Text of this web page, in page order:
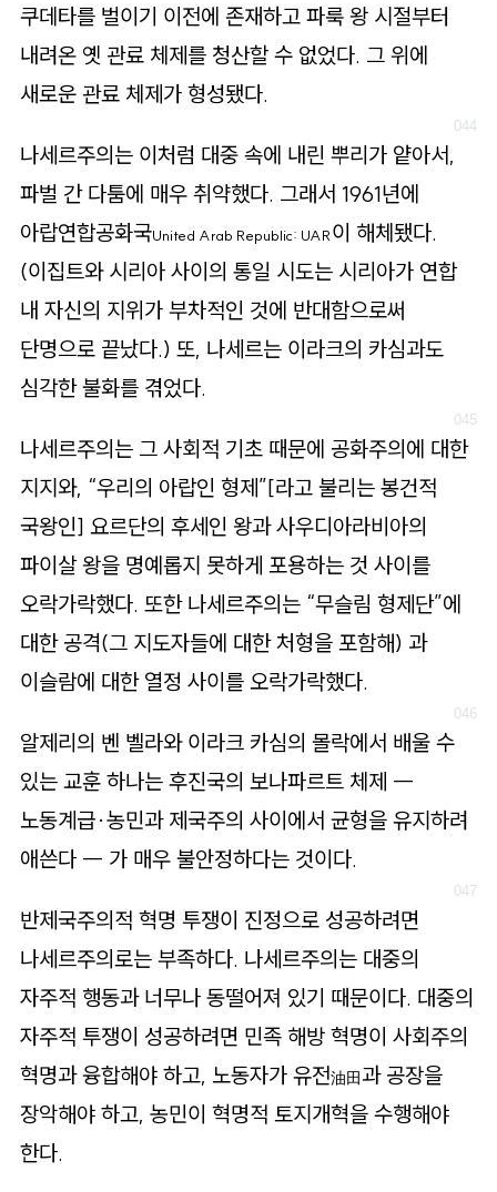
쿠데타를 벌이기 이전에 존재하고 파룩 왕 시절부터
내려온 옛 관료 체제를 청산할 수 없었다. 그 위에
새로운 관료 체제가 형성됐다.
나세르주의는 이처럼 대중 속에 내린 뿌리가 얕아서,
파벌 간 다툼에 매우 취약했다. 그래서 1961년에
아랍연합공화국United Arab Republic: UAR이 해체됐다.
(이집트와 시리아 사이의 통일 시도는 시리아가 연합
내 자신의 지위가 부차적인 것에 반대함으로써
단명으로 끝났다.) 또, 나세르는 이라크의 카심과도
심각한 불화를 겪었다.
나세르주의는 그 사회적 기초 때문에 공화주의에 대한
지지와, “우리의 아랍인 형제”[라고 불리는 봉건적
국왕인] 요르단의 후세인 왕과 사우디아라비아의
파이살 왕을 명예롭지 못하게 포용하는 것 사이를
오락가락했다. 또한 나세르주의는 “무슬림 형제단”에
대한 공격(그 지도자들에 대한 처형을 포함해) 과
이슬람에 대한 열정 사이를 오락가락했다.
알제리의 벤 벨라와 이라크 카심의 몰락에서 배울 수
있는 교훈 하나는 후진국의 보나파르트 체제 ―
노동계급·농민과 제국주의 사이에서 균형을 유지하려
애쓴다 ― 가 매우 불안정하다는 것이다.
반제국주의적 혁명 투쟁이 진정으로 성공하려면
나세르주의로는 부족하다. 나세르주의는 대중의
자주적 행동과 너무나 동떨어져 있기 때문이다. 대중의
자주적 투쟁이 성공하려면 민족 해방 혁명이 사회주의
혁명과 융합해야 하고, 노동자가 유전油田과 공장을
장악해야 하고, 농민이 혁명적 토지개혁을 수행해야
한다.